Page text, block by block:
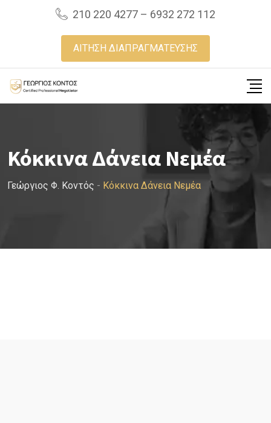
210 220 4277 – 6932 272 112
ΑΙΤΗΣΗ ΔΙΑΠΡΑΓΜΑΤΕΥΣΗΣ
Κόκκινα Δάνεια Νεμέα
Γεώργιος Φ. Κοντός - Κόκκινα Δάνεια Νεμέα